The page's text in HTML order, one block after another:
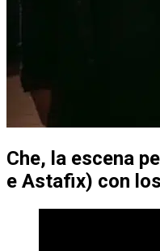
Che, la escena
e Astafix) con